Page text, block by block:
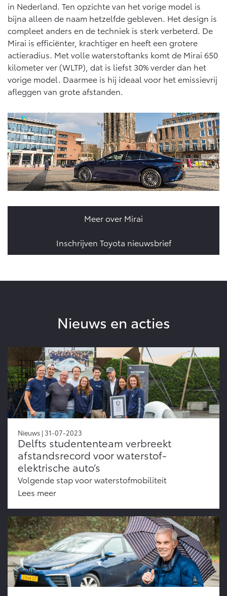
Proace (excl. BTW)
OOK ALS BATTERIJ-
ELEKTRISCH
Vanaf € 37.500,-
BATTERIJ-ELEKTRISCH
Vanaf € 55.950,-
Proace Max (excl. BTW)
OOK ALS BATTERIJ-
ELEKTRISCH
Hilux (excl. BTW)
OOK ALS BATTERIJ-
ELEKTRISCH
Vanaf € 89.986,-
in Nederland. Ten opzichte van het vorige model is
bijna alleen de naam hetzelfde gebleven. Het design is
compleet anders en de techniek is sterk verbeterd. De
Mirai is efficiënter, krachtiger en heeft een grotere
actieradius. Met volle waterstoftanks komt de Mirai 650
kilometer ver (WLTP), dat is liefst 30% verder dan het
vorige model. Daarmee is hij ideaal voor het emissievrij
afleggen van grote afstanden.
Meer over Mirai
Inschrijven Toyota nieuwsbrief
Nieuws en acties
Nieuws | 31-07-2023
Delfts studententeam verbreekt
afstandsrecord voor waterstof-
elektrische auto’s
Volgende stap voor waterstofmobiliteit
Lees meer